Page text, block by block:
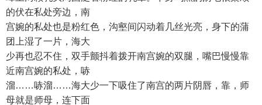
的伏在私处旁边，南
宫婉的私处也是粉红色，沟壑间闪动着几丝光亮，身下的蒲
团上湿了一片，海大
少再也忍不住，双手颤抖着拨开南宫婉的双腿，嘴巴慢慢靠
近南宫婉的私处，哧
溜……哧溜……海大少一下吸住了南宫的两片阴唇，靠，师
母就是师母，连下面